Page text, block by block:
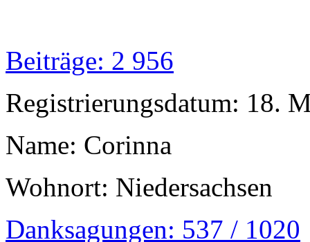
Beiträge: 2 956
Registrierungsdatum: 18.
Name: Corinna
Wohnort: Niedersachsen
Danksagungen: 537 / 1020